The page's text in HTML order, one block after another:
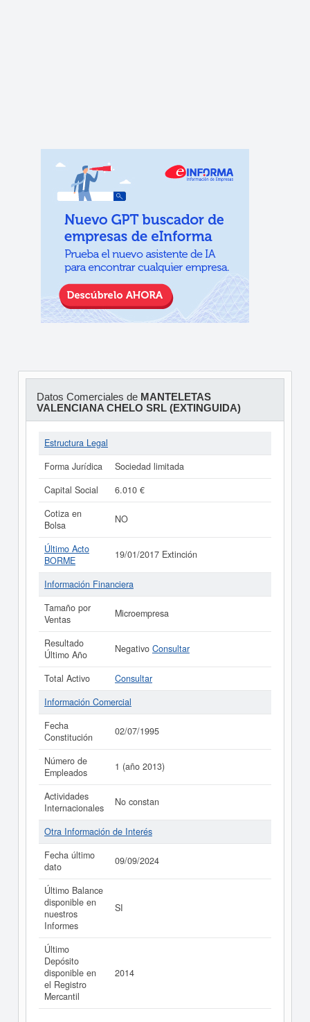
Datos Comerciales de MANTELETAS
VALENCIANA CHELO SRL (EXTINGUIDA)
Estructura Legal
Forma Jurídica
Sociedad limitada
Capital Social
6.010 €
Cotiza en
Bolsa
NO
Último Acto
BORME
19/01/2017 Extinción
Información Financiera
Tamaño por
Ventas
Microempresa
Resultado
Último Año
Negativo Consultar
Total Activo
Consultar
Información Comercial
Fecha
Constitución
02/07/1995
Número de
Empleados
1 (año 2013)
Actividades
Internacionales
No constan
Otra Información de Interés
Fecha último
dato
09/09/2024
Último Balance
disponible en
nuestros
Informes
SI
Último
Depósito
disponible en
el Registro
Mercantil
2014